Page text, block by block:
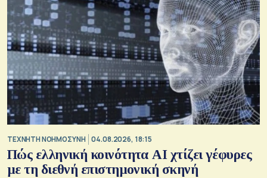
TΕΧΝΗΤΗ ΝΟΗΜΟΣΥΝΗ 04.08.2026, 18:15
Πώς ελληνική κοινότητα AI χτίζει γέφυρες
με τη διεθνή επιστημονική σκηνή